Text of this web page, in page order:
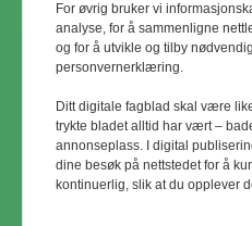
© Utemiljø24 &
Materialet er vernet
Uten uttrykkelig
eksemplarfremstilling
For øvrig bruker vi
analyse, for å sammenligne
og for å utvikle og tilby
personvernerklæring.
Ditt digitale fagblad skal være
trykte bladet alltid har vært –
annonseplass. I digital
dine besøk på nettstedet for å
kontinuerlig, slik at du opplever